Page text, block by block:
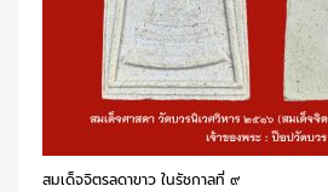
สมเด็จจิตรลดาขาว ในรัชกาลที่ ๙